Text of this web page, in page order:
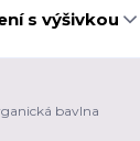
s výšivkou
bavlna